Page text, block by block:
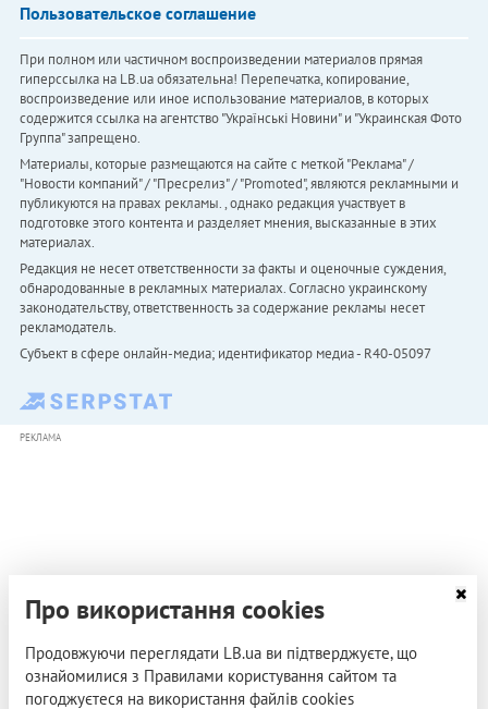
Пользовательское соглашение
При полном или частичном воспроизведении материалов прямая
гиперссылка на LB.ua обязательна! Перепечатка, копирование,
воспроизведение или иное использование материалов, в которых
содержится ссылка на агентство "Українськi Новини" и "Украинская Фото
Группа" запрещено.
Материалы, которые размещаются на сайте с меткой "Реклама" /
"Новости компаний" / "Пресрелиз" / "Promoted", являются рекламными и
публикуются на правах рекламы. , однако редакция участвует в
подготовке этого контента и разделяет мнения, высказанные в этих
материалах.
Редакция не несет ответственности за факты и оценочные суждения,
обнародованные в рекламных материалах. Согласно украинскому
законодательству, ответственность за содержание рекламы несет
рекламодатель.
Субъект в сфере онлайн-медиа; идентификатор медиа - R40-05097
РЕКЛАМА
Про використання cookies
Продовжуючи переглядати LB.ua ви підтверджуєте, що
ознайомилися з Правилами користування сайтом та
погоджуєтеся на використання файлів cookies